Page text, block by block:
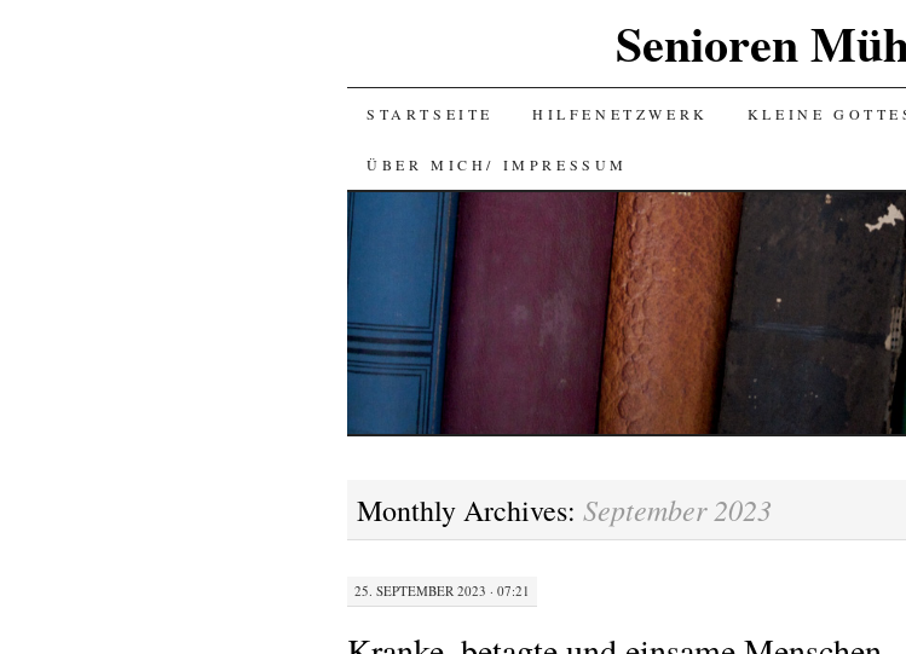
Senioren
SKIP
TO
CONTENT
STARTSEITE HILFENETZWERK KLEINE
ÜBER MICH/ IMPRESSUM
Monthly Archives: September 2023
25. SEPTEMBER 2023 · 07:21